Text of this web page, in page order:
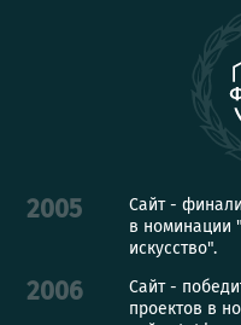
2005
Сайт -
в номинации
искусство".
2006
Сайт -
проектов в